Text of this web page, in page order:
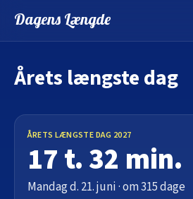
Dagens Længde
Årets længste dag
ÅRETS LÆNGSTE DAG 2027
17 t. 32 min.
Mandag d. 21. juni · om 315 dage